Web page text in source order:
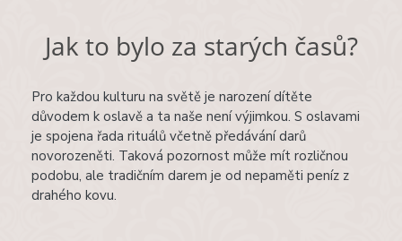
Jak to bylo za starých časů?
Pro každou kulturu na světě je narození dítěte
důvodem k oslavě a ta naše není výjimkou. S oslavami
je spojena řada rituálů včetně předávání darů
novorozeněti. Taková pozornost může mít rozličnou
podobu, ale tradičním darem je od nepaměti peníz z
drahého kovu.